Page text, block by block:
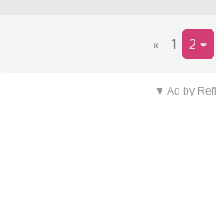
« 1 2
▼ Ad by